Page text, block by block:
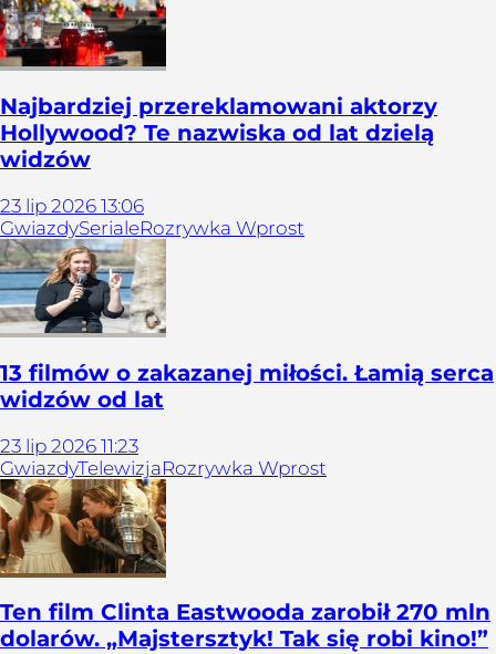
Najbardziej przereklamowani aktorzy
Hollywood? Te nazwiska od lat dzielą
widzów
23 lip 2026 13:06
GwiazdySerialeRozrywka Wprost
13 filmów o zakazanej miłości. Łamią serca
widzów od lat
23 lip 2026 11:23
GwiazdyTelewizjaRozrywka Wprost
Ten film Clinta Eastwooda zarobił 270 mln
dolarów. „Majstersztyk! Tak się robi kino!”